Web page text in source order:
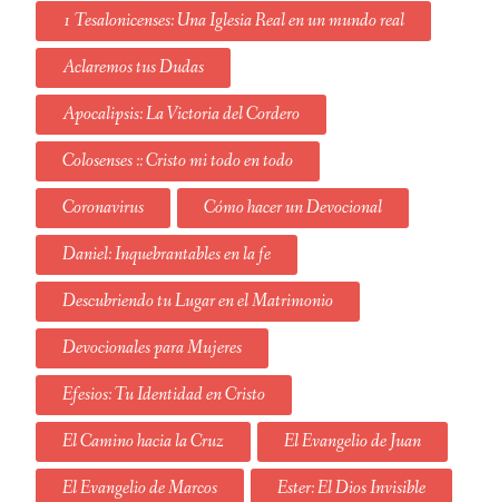
1 Tesalonicenses: Una Iglesia Real en un mundo real
Aclaremos tus Dudas
Apocalipsis: La Victoria del Cordero
Colosenses :: Cristo mi todo en todo
Coronavirus
Cómo hacer un Devocional
Daniel: Inquebrantables en la fe
Descubriendo tu Lugar en el Matrimonio
Devocionales para Mujeres
Efesios: Tu Identidad en Cristo
El Camino hacia la Cruz
El Evangelio de Juan
El Evangelio de Marcos
Ester: El Dios Invisible